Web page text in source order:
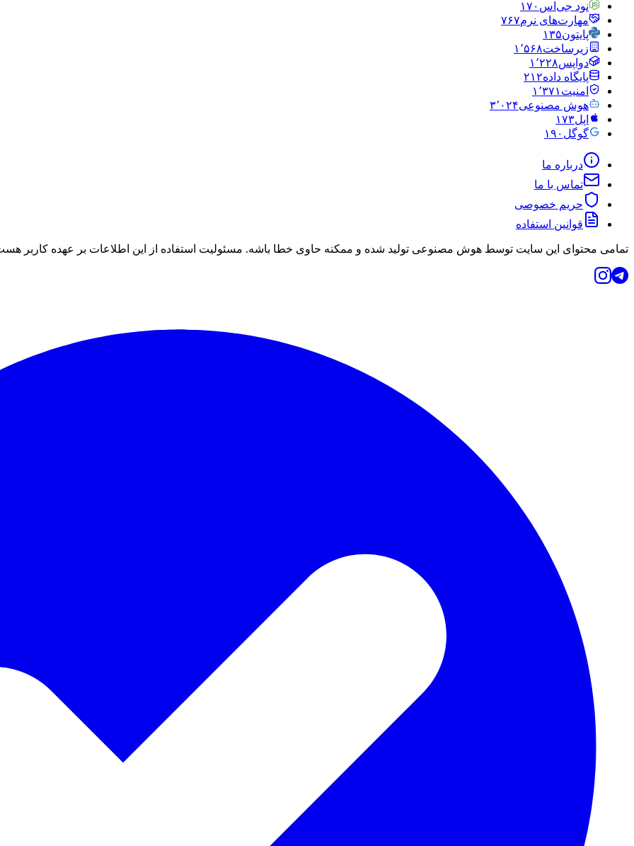
نود جی‌اس ۱۷۰
مهارت‌های نرم۷۶۷
پایتون۱۳۵
زیرساخت۱٬۵۶۸
دواپس۱٬۲۲۸
پایگاه داده۲۱۲
امنیت ۱٬۳۷۱
هوش مصنوعی۳٬۰۲۴
اپل۱۷۳
گوگل ۱۹۰
درباره ما
تماس با ما
حریم خصوصی
قوانین استفاده
تمامی محتوای این سایت توسط هوش مصنوعی تولید شده و ممکنه حاوی خطا باشه. مسئولیت استفاده از این اطلاعات بر عهده کاربر